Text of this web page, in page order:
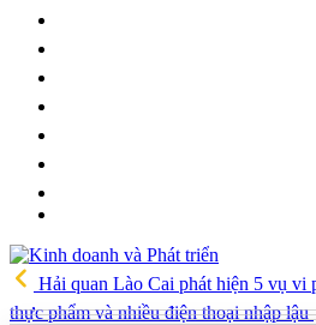
Hải quan Lào Cai phát hiện 5 vụ vi
thực phẩm và nhiều điện thoại nhập lậu